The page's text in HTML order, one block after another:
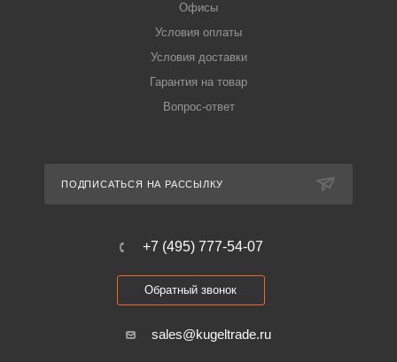
Офисы
Условия оплаты
Условия доставки
Гарантия на товар
Вопрос-ответ
ПОДПИСАТЬСЯ НА РАССЫЛКУ
+7 (495) 777-54-07
Обратный звонок
sales@kugeltrade.ru